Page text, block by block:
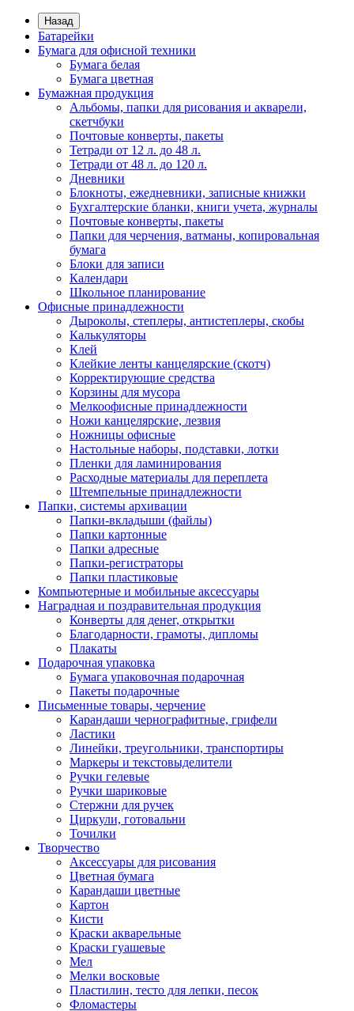
Назад
Батарейки
Бумага для офисной техники
Бумага белая
Бумага цветная
Бумажная продукция
Альбомы, папки для рисования и акварели,
скетчбуки
Почтовые конверты, пакеты
Тетради от 12 л. до 48 л.
Тетради от 48 л. до 120 л.
Дневники
Блокноты, ежедневники, записные книжки
Бухгалтерские бланки, книги учета, журналы
Почтовые конверты, пакеты
Папки для черчения, ватманы, копировальная
бумага
Блоки для записи
Календари
Школьное планирование
Офисные принадлежности
Дыроколы, степлеры, антистеплеры, скобы
Калькуляторы
Клей
Клейкие ленты канцелярские (скотч)
Корректирующие средства
Корзины для мусора
Мелкоофисные принадлежности
Ножи канцелярские, лезвия
Ножницы офисные
Настольные наборы, подставки, лотки
Пленки для ламинирования
Расходные материалы для переплета
Штемпельные принадлежности
Папки, системы архивации
Папки-вкладыши (файлы)
Папки картонные
Папки адресные
Папки-регистраторы
Папки пластиковые
Компьютерные и мобильные аксессуары
Наградная и поздравительная продукция
Конверты для денег, открытки
Благодарности, грамоты, дипломы
Плакаты
Подарочная упаковка
Бумага упаковочная подарочная
Пакеты подарочные
Письменные товары, черчение
Карандаши чернографитные, грифели
Ластики
Линейки, треугольники, транспортиры
Маркеры и текстовыделители
Ручки гелевые
Ручки шариковые
Стержни для ручек
Циркули, готовальни
Точилки
Творчество
Аксессуары для рисования
Цветная бумага
Карандаши цветные
Картон
Кисти
Краски акварельные
Краски гуашевые
Мел
Мелки восковые
Пластилин, тесто для лепки, песок
Фломастеры